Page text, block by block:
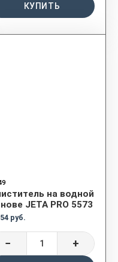
КУПИТЬ
на водной
JETA PRO 5573
руб.
− +